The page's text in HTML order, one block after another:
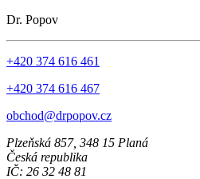
Dr. Popov
+420 374 616 461
+420 374 616 467
obchod@drpopov.cz
Plzeňská 857, 348 15 Planá
Česká republika
IČ: 26 32 48 81